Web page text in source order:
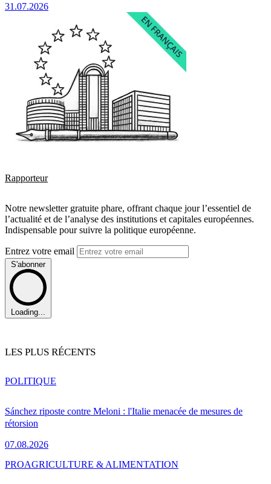
31.07.2026
Rapporteur
Notre newsletter gratuite phare, offrant chaque jour l’essentiel de
l’actualité et de l’analyse des institutions et capitales européennes.
Indispensable pour suivre la politique européenne.
Entrez votre email
S'abonner
Loading...
LES PLUS RÉCENTS
Sánchez riposte contre Meloni : l'Italie menacée de mesures de
rétorsion
07.08.2026
POLITIQUE
PROAGRICULTURE & ALIMENTATION